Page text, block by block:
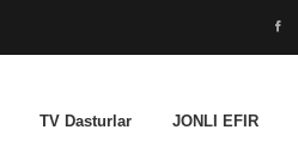
TV Dasturlar JONLI EFIR